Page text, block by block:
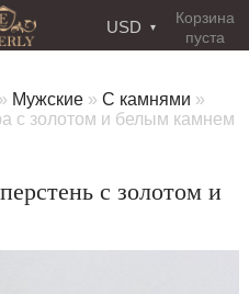
Корзина
пуста
USD
» Мужские » С камнями »
с золотом и белым камнем
с золотом и